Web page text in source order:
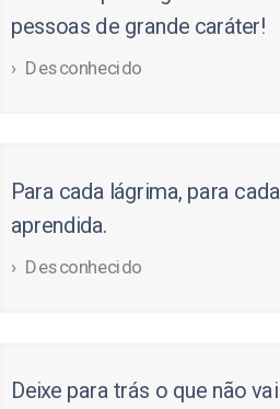
pessoas de grande caráter!
Desconhecido
Para cada lágrima, para
aprendida.
Desconhecido
Deixe para trás o que não